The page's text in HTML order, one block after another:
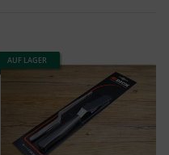
AUF LAGER